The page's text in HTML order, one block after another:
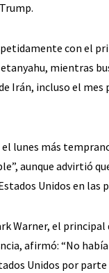
con el
mientras
Irán, incluso el mes
lunes más
aunque advirtió
Unidos en las
Warner, el
afirmó: “No
Unidos por parte